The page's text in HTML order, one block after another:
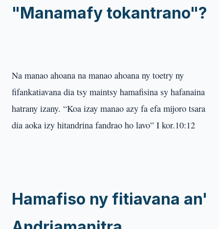
"Manamafy tokantrano"?
Na manao ahoana na manao ahoana ny toetry ny
fifankatiavana dia tsy maintsy hamafisina sy hafanaina
hatrany izany. “Koa izay manao azy fa efa mijoro tsara
dia aoka izy hitandrina fandrao ho lavo” I kor.10:12
Hamafiso ny fitiavana an'